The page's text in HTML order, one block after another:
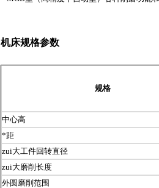
机床规格参数
规格
中心高
*距
zui大工件回转直径
zui大磨削长度
外圆磨削范围